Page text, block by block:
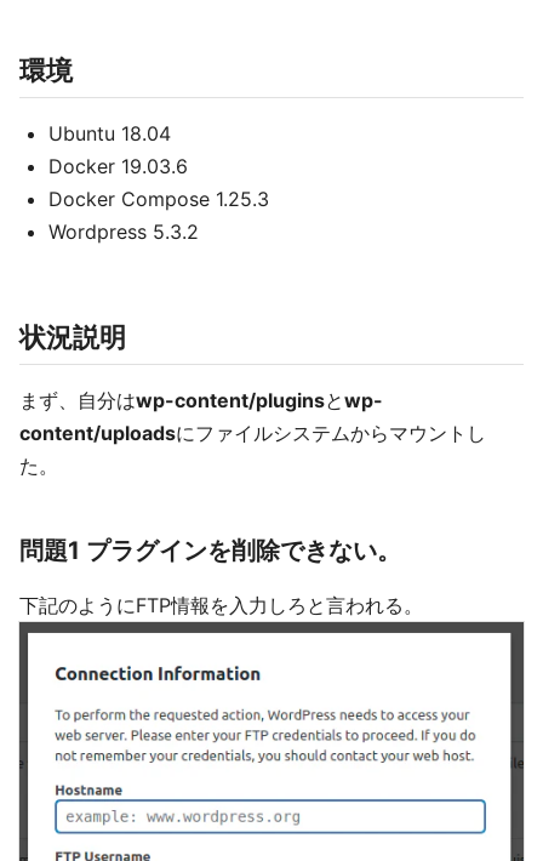
環境
Ubuntu 18.04
Docker 19.03.6
Docker Compose 1.25.3
Wordpress 5.3.2
状況説明
まず、自分はwp-content/pluginsとwp-
content/uploadsにファイルシステムからマウントし
た。
問題1 プラグインを削除できない。
下記のようにFTP情報を入力しろと言われる。